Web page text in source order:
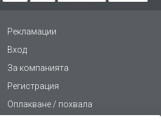
Рекламации
Вход
За компанията
Регистрация
Оплакване / похвала